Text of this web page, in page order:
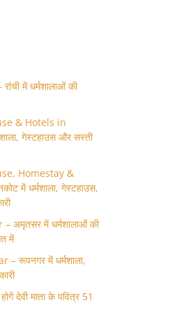
में धर्मशालाओं की
& Hotels in
गेस्टहाउस और सस्ती
Homestay &
में धर्मशाला, गेस्टहाउस,
में धर्मशालाओं की
में
रूपनगर में धर्मशाला,
देवी माता के पवित्र 51